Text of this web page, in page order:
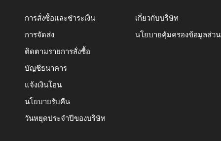
การสั่งซื้อและชำระเงิน
การจัดส่ง
ติดตามรายการสั่งซื้อ
บัญชีธนาคาร
แจ้งเงินโอน
นโยบายรับคืน
วันหยุดประจำปีของบริษัท
เกี่ยวกับบริษัท
นโยบายคุ้มครองข้อมูลส่ว